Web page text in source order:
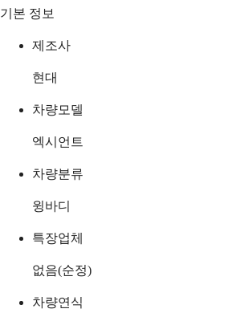
기본 정보
제조사
현대
차량모델
엑시언트
차량분류
윙바디
특장업체
없음(순정)
차량연식